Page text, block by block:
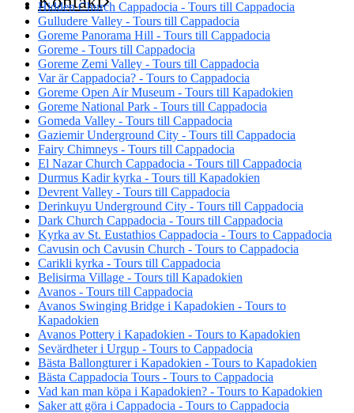
Hidden Church Cappadocia - Tours till Cappadocia
Gulludere Valley - Tours till Cappadocia
Goreme Panorama Hill - Tours till Cappadocia
Goreme - Tours till Cappadocia
Goreme Zemi Valley - Tours till Cappadocia
Var är Cappadocia? - Tours to Cappadocia
Goreme Open Air Museum - Tours till Kapadokien
Goreme National Park - Tours till Cappadocia
Gomeda Valley - Tours till Cappadocia
Gaziemir Underground City - Tours till Cappadocia
Fairy Chimneys - Tours till Cappadocia
El Nazar Church Cappadocia - Tours till Cappadocia
Durmus Kadir kyrka - Tours till Kapadokien
Devrent Valley - Tours till Cappadocia
Derinkuyu Underground City - Tours till Cappadocia
Dark Church Cappadocia - Tours till Cappadocia
Kyrka av St. Eustathios Cappadocia - Tours to Cappadocia
Cavusin och Cavusin Church - Tours to Cappadocia
Carikli kyrka - Tours till Cappadocia
Belisirma Village - Tours till Kapadokien
Avanos - Tours till Cappadocia
Avanos Swinging Bridge i Kapadokien - Tours to
Kapadokien
Avanos Pottery i Kapadokien - Tours to Kapadokien
Sevärdheter i Urgup - Tours to Cappadocia
Bästa Ballongturer i Kapadokien - Tours to Kapadokien
Bästa Cappadocia Tours - Tours to Cappadocia
Vad kan man köpa i Kapadokien? - Tours to Kapadokien
Saker att göra i Cappadocia - Tours to Cappadocia